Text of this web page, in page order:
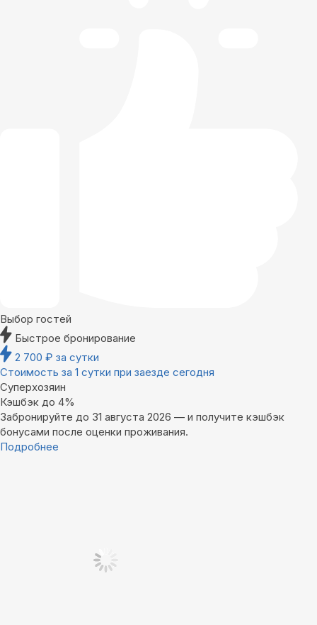
Выбор гостей
Быстрое бронирование
2 700 ₽ за сутки
Стоимость за 1 сутки при заезде сегодня
Суперхозяин
Кэшбэк до 4%
Забронируйте до 31 августа 2026 — и получите кэшбэк
бонусами после оценки проживания.
Подробнее